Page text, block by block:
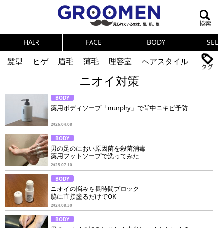
HAIR FACE BODY
髪型 ヒゲ 眉毛 薄毛 理容室
ヘアスタイル
ニオイ
連載
メンズコスメ
NEWS PICK UP 筋肉
女の本音
テストステロン
健康
スキンケア 食事
調査結果
トレーニング
好印象な男
頭皮ケア
ダイエット
理容室
ニオイ対策
BODY
薬用ボディソープ「murphy」で背中ニキビ予防
2026.04.08
BODY
男の足のにおい原因菌を殺菌消毒
薬用フットソープで洗ってみた
2025.07.10
BODY
ニオイの悩みを長時間ブロック
脇に直接塗るだけでOK
2024.08.30
BODY